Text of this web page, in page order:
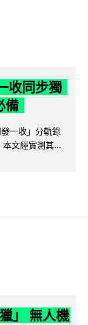
收同步獨
備
一收」分軌錄
文經實測其...
」 無人機